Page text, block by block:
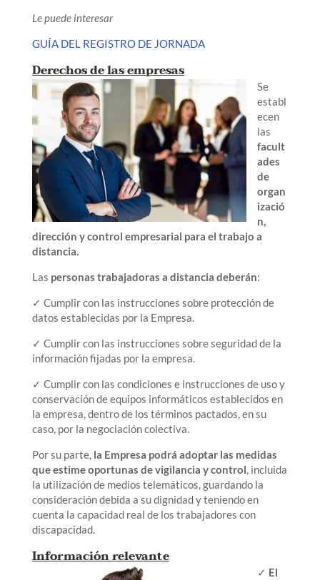
Le puede interesar
GUÍA DEL REGISTRO DE JORNADA
Derechos de las empresas
Se
establ
ecen
las
facult
ades
de
organ
izació
n,
dirección y control empresarial para el trabajo a
distancia.
Las personas trabajadoras a distancia deberán:
✓ Cumplir con las instrucciones sobre protección de
datos establecidas por la Empresa.
✓ Cumplir con las instrucciones sobre seguridad de la
información fijadas por la empresa.
✓ Cumplir con las condiciones e instrucciones de uso y
conservación de equipos informáticos establecidos en
la empresa, dentro de los términos pactados, en su
caso, por la negociación colectiva.
Por su parte, la Empresa podrá adoptar las medidas
que estime oportunas de vigilancia y control, incluida
la utilización de medios telemáticos, guardando la
consideración debida a su dignidad y teniendo en
cuenta la capacidad real de los trabajadores con
discapacidad.
Información relevante
✓ El